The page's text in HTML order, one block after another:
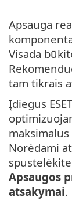
Apsauga
Visada
tam tikrais
Įdiegus
Norėdami
spustelėkite
Apsaugos
atsakymai.